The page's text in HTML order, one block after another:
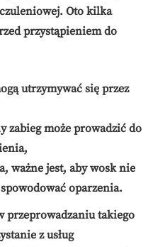
Oto kilka
przystąpieniem do
utrzymywać się przez
zabieg może prowadzić do
ważne jest, aby wosk nie
oparzenia.
przeprowadzaniu takiego
z usług